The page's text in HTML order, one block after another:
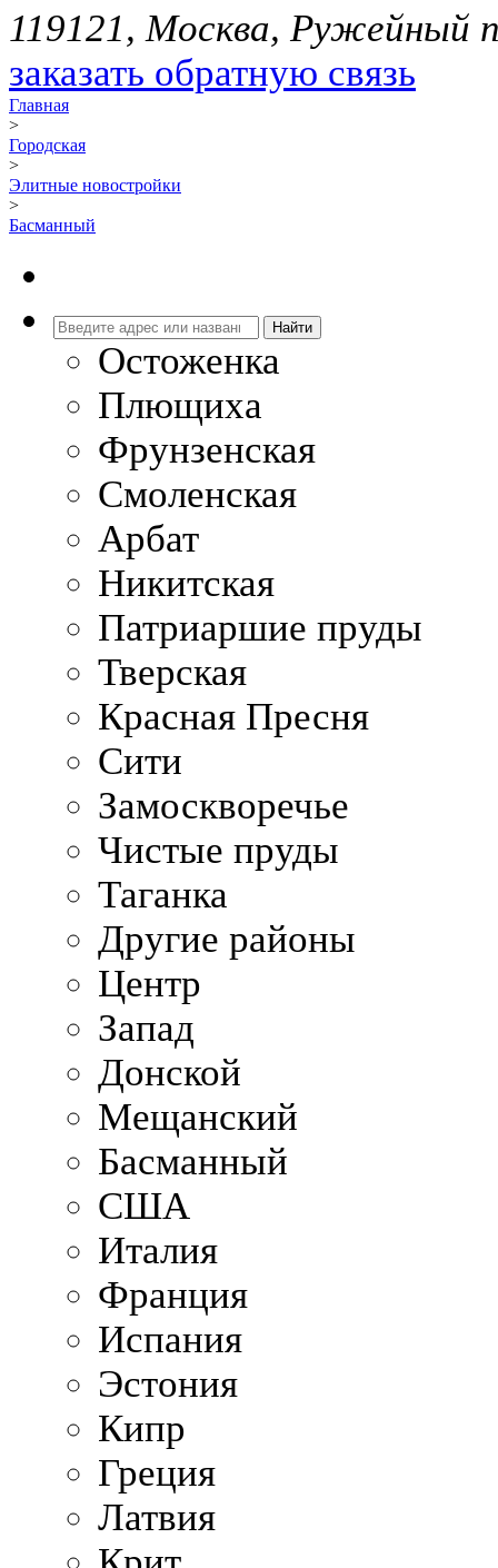
119121, Москва, Ружейный
заказать обратную связь
Главная
>
Городская
>
Элитные новостройки
>
Басманный
Остоженка
Плющиха
Фрунзенская
Смоленская
Арбат
Никитская
Патриаршие пруды
Тверская
Красная Пресня
Сити
Замоскворечье
Чистые пруды
Таганка
Другие районы
Центр
Запад
Донской
Мещанский
Басманный
США
Италия
Франция
Испания
Эстония
Кипр
Греция
Латвия